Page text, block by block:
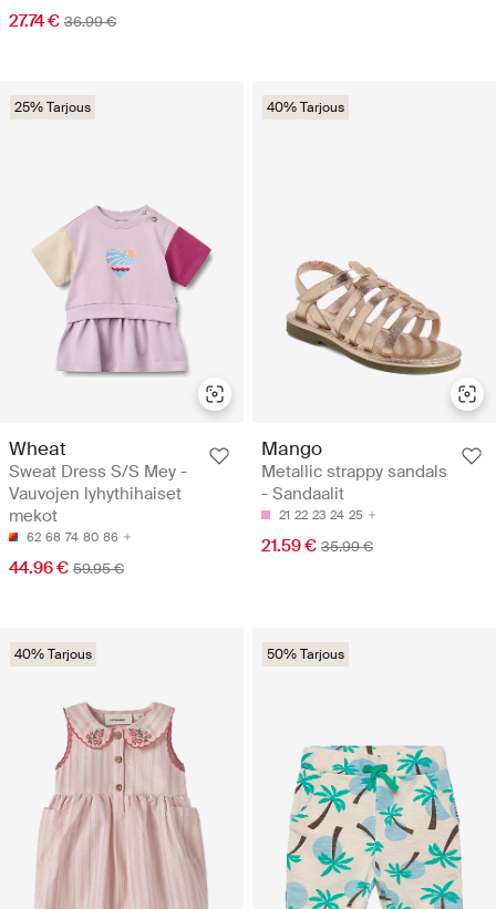
27.74 € 36.99 €
25% Tarjous
Wheat
Sweat Dress S/S Mey -
Vauvojen lyhythihaiset
mekot
62 68 74 80 86
44.96 € 59.95 €
40% Tarjous
Mango
Metallic strappy sandals
- Sandaalit
21 22 23 24 25
21.59 € 35.99 €
40% Tarjous 50% Tarjous